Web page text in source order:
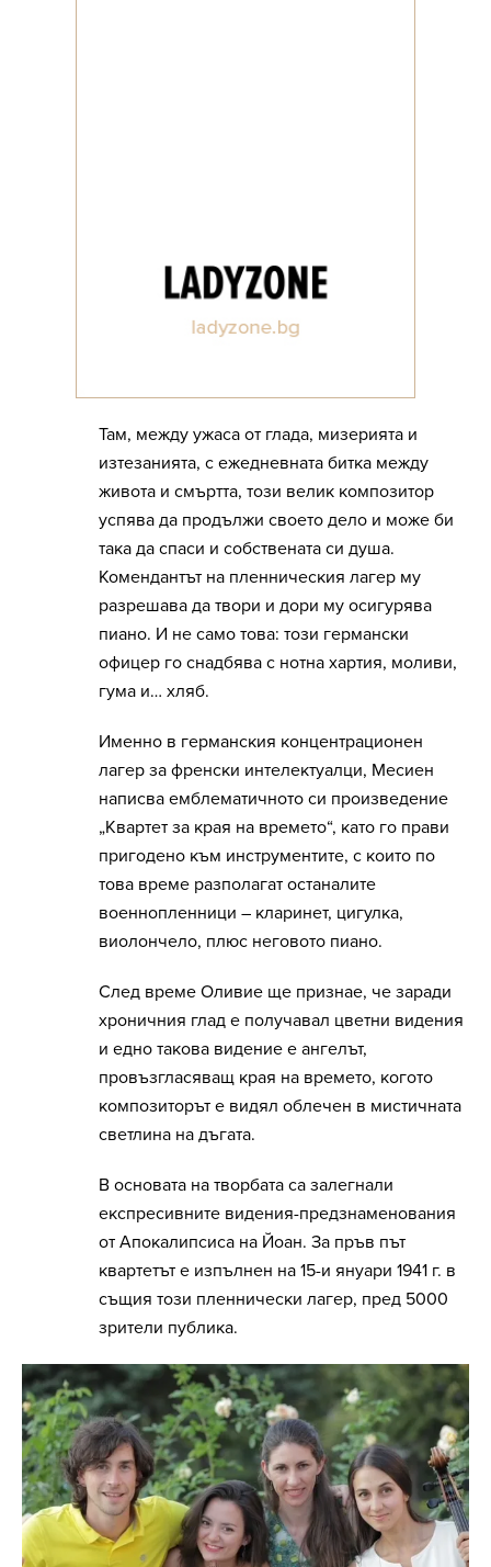
Там, между ужаса от глада, мизерията и
изтезанията, с ежедневната битка между
живота и смъртта, този велик композитор
успява да продължи своето дело и може би
така да спаси и собствената си душа.
Комендантът на пленническия лагер му
разрешава да твори и дори му осигурява
пиано. И не само това: този германски
офицер го снадбява с нотна хартия, моливи,
гума и… хляб.
Именно в германския концентрационен
лагер за френски интелектуалци, Месиен
написва емблематичното си произведение
„Квартет за края на времето“, като го прави
пригодено към инструментите, с които по
това време разполагат останалите
военнопленници – кларинет, цигулка,
виолончело, плюс неговото пиано.
След време Оливие ще признае, че заради
хроничния глад е получавал цветни видения
и едно такова видение е ангелът,
провъзгласяващ края на времето, когото
композиторът е видял облечен в мистичната
светлина на дъгата.
В основата на творбата са залегнали
експресивните видения-предзнаменования
от Апокалипсиса на Йоан. За пръв път
квартетът е изпълнен на 15-и януари 1941 г. в
същия този пленнически лагер, пред 5000
зрители публика.